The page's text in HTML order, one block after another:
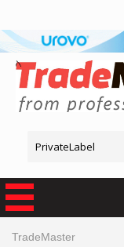
TradeMaster